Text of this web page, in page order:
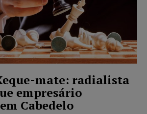
mate: radialista
empresário
Cabedelo